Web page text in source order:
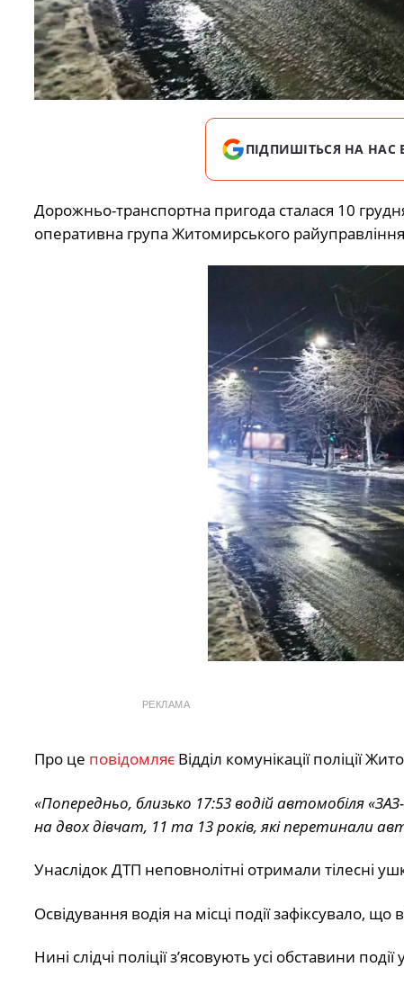
ПІДПИШІТЬСЯ НА НАС В
Дорожньо-транспортна пригода сталася 10
оперативна група Житомирського райуправління
РЕКЛАМА
Про це повідомляє Відділ комунікації поліції
«Попередньо, близько 17:53 водій автомобіля
на двох дівчат, 11 та 13 років, які перетинали
Унаслідок ДТП неповнолітні отримали тілесні
Освідування водія на місці події зафіксувало, що
Нині слідчі поліції з’ясовують усі обставини